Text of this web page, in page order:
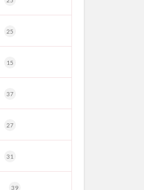
25
15
37
27
31
39